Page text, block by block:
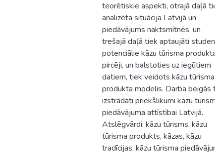
teorētiskie aspekti, otrajā daļā tiek
analizēta situācija Latvijā un
piedāvājums naktsmītnēs, un
trešajā daļā tiek aptaujāti studenti
potenciālie kāzu tūrisma produkta
pircēji, un balstoties uz iegūtiem
datiem, tiek veidots kāzu tūrisma
produkta modelis. Darba beigās
izstrādāti priekšlikumi kāzu tūrisma
piedāvājuma attīstībai Latvijā.
Atslēgvārdi: kāzu tūrisms, kāzu
tūrisma produkts, kāzas, kāzu
tradīcijas, kāzu tūrisma